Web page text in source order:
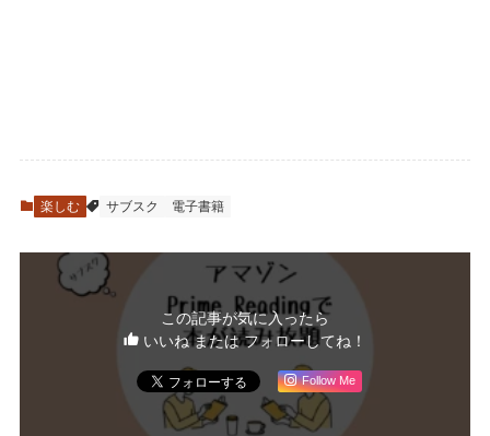
楽しむ サブスク 電子書籍
この記事が気に入ったら
いいね または フォローしてね！
Follow Me